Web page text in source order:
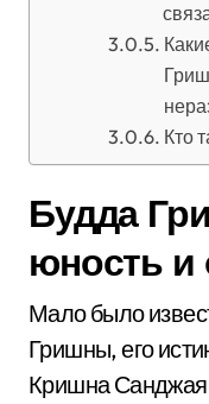
Кто
Будда
юность и
Мало было
Гришны, его
Кришна